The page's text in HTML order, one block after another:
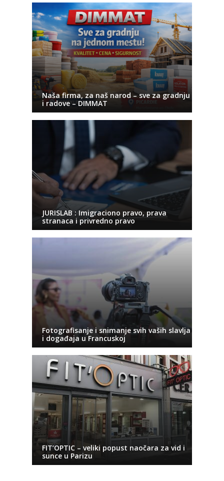
Naša firma, za naš narod – sve za gradnju
i radove – DIMMAT
JURISLAB : Imigraciono pravo, prava
stranaca i privredno pravo
Fotografisanje i snimanje svih vaših slavlja
i događaja u Francuskoj
FIT’OPTIC – veliki popust naočara za vid i
sunce u Parizu